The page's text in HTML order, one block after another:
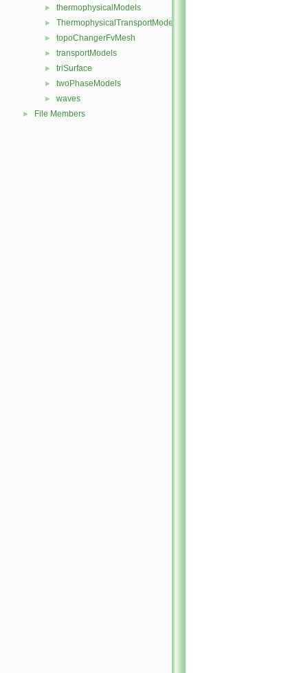
► thermophysicalModels
► ThermophysicalTransportModels
► topoChangerFvMesh
► transportModels
► triSurface
► twoPhaseModels
► waves
► File Members